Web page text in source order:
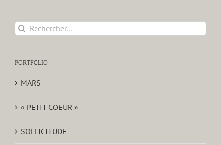
Rechercher:
PORTFOLIO
MARS
« PETIT COEUR »
SOLLICITUDE